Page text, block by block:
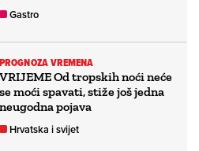
Gastro
PROGNOZA VREMENA
VRIJEME Od tropskih noći neće
se moći spavati, stiže još jedna
neugodna pojava
Hrvatska i svijet